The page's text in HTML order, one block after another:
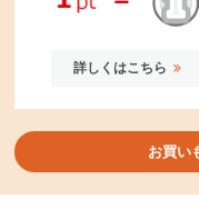
詳しくはこちら
お買い